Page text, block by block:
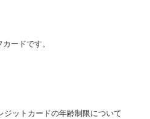
ードです。
ジットカードの年齢制限について